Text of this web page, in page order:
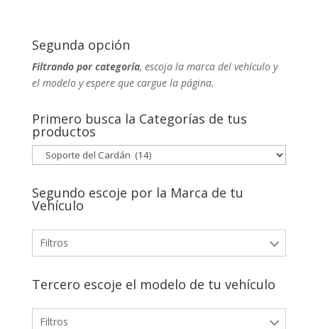
Segunda opción
Filtrando por categoría, escoja la marca del vehículo y
el modelo y espere que cargue la página.
Primero busca la Categorías de tus
productos
Segundo escoje por la Marca de tu
Vehículo
Filtros
Datsun1
Tercero escoje el modelo de tu vehículo
Filtros